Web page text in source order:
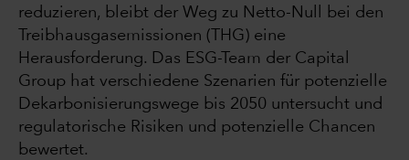
reduzieren, bleibt der Weg zu Netto-Null bei den
Treibhausgasemissionen (THG) eine
Herausforderung. Das ESG-Team der Capital
Group hat verschiedene Szenarien für potenzielle
Dekarbonisierungswege bis 2050 untersucht und
regulatorische Risiken und potenzielle Chancen
bewertet.